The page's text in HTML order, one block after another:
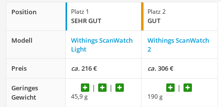
Position Platz 1
SEHR GUT
Platz 2
GUT
Modell
Withings ScanWatch
Light
Withings ScanWatch
2
Preis ca. 216 € ca. 306 €
Geringes
Gewicht
45,9 g 190 g